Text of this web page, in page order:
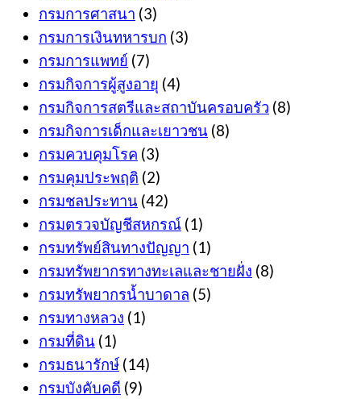
กรมการศาสนา (3)
กรมการเงินทหารบก (3)
กรมการแพทย์ (7)
กรมกิจการผู้สูงอายุ (4)
กรมกิจการสตรีและสถาบันครอบครัว (8)
กรมกิจการเด็กและเยาวชน (8)
กรมควบคุมโรค (3)
กรมคุมประพฤติ (2)
กรมชลประทาน (42)
กรมตรวจบัญชีสหกรณ์ (1)
กรมทรัพย์สินทางปัญญา (1)
กรมทรัพยากรทางทะเลและชายฝั่ง (8)
กรมทรัพยากรน้ำบาดาล (5)
กรมทางหลวง (1)
กรมที่ดิน (1)
กรมธนารักษ์ (14)
กรมบังคับคดี (9)